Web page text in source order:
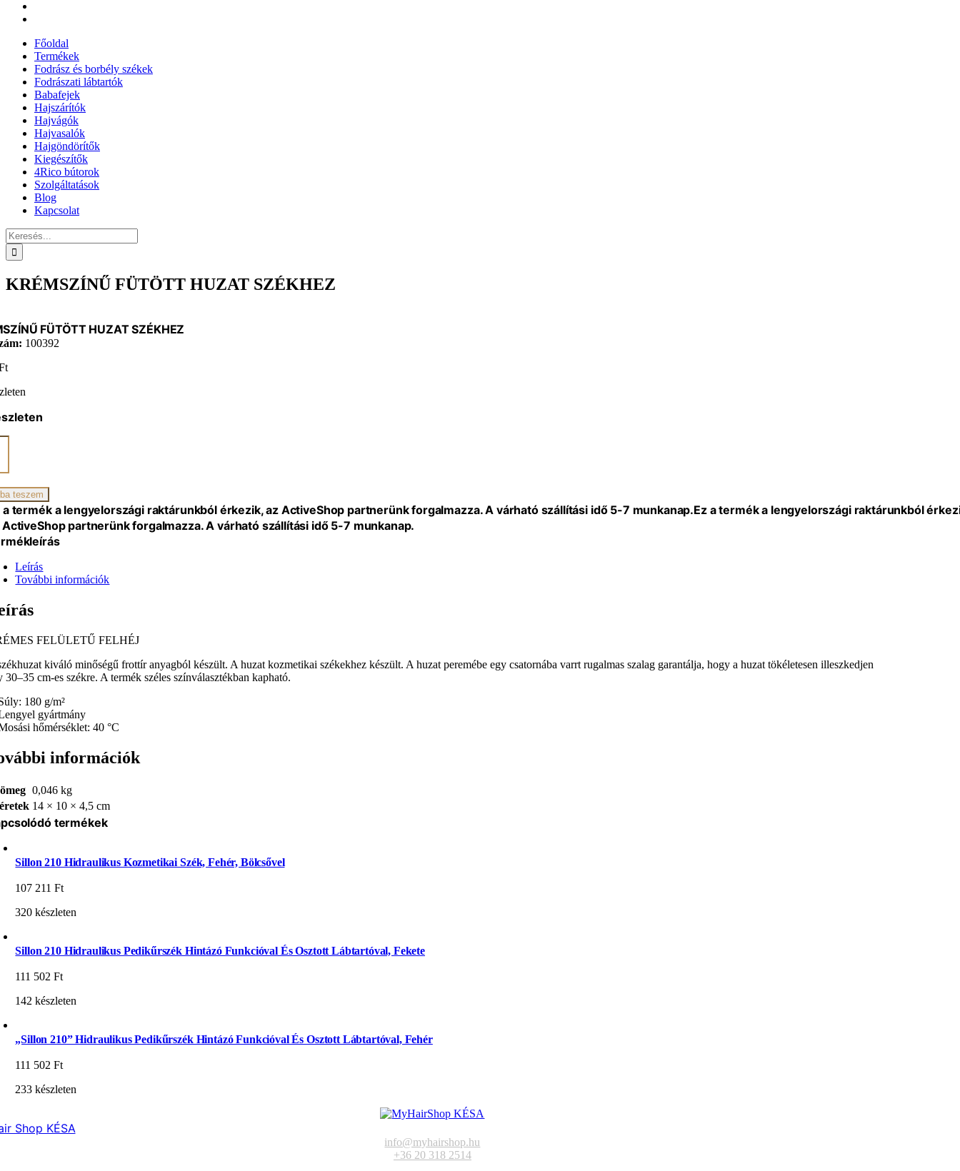
Főoldal
Termékek
Fodrász és borbély székek
Fodrászati lábtartók
Babafejek
Hajszárítók
Hajvágók
Hajvasalók
Hajgöndörítők
Kiegészítők
4Rico bútorok
Szolgáltatások
Blog
Kapcsolat
Keresés...
KRÉMSZÍNŰ FÜTÖTT HUZAT SZÉKHEZ
FÜTÖTT HUZAT SZÉKHEZ
100392
teszem
a termék a lengyelországi raktárunkból érkezik, az ActiveShop partnerünk forgalmazza. A várható szállítási idő 5-7 munkanap.Ez a termék a lengyelországi raktárunkból
ActiveShop partnerünk forgalmazza. A várható szállítási idő 5-7 munkanap.
Leírás
További információk
FELÜLETŰ FELHÉJ
kiváló minőségű frottír anyagból készült. A huzat kozmetikai székekhez készült. A huzat peremébe egy csatornába varrt rugalmas szalag garantálja, hogy a huzat tökéletesen illeszkedjen
30–35 cm-es székre. A termék széles színválasztékban kapható.
180 g/m²
gyártmány
hőmérséklet: 40 °C
információk
0,046 kg
14 × 10 × 4,5 cm
termékek
Sillon 210 Hidraulikus Kozmetikai Szék, Fehér, Bölcsővel
107 211Ft
320 készleten
Sillon 210 Hidraulikus Pedikűrszék Hintázó Funkcióval És Osztott Lábtartóval, Fekete
111 502Ft
142 készleten
„Sillon 210” Hidraulikus Pedikűrszék Hintázó Funkcióval És Osztott Lábtartóval, Fehér
111 502Ft
233 készleten
Shop KÉSA
info@myhairshop.hu
+36 20 318 2514